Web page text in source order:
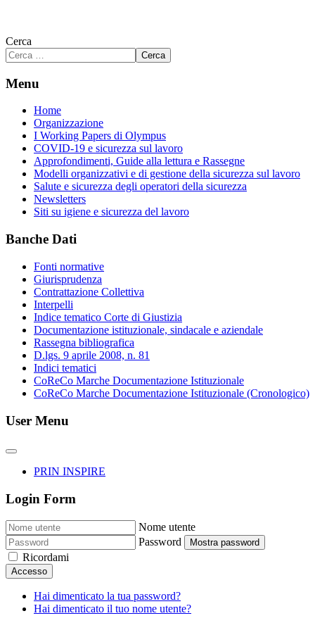
Cerca
Cerca
Menu
Home
Organizzazione
I Working Papers di Olympus
COVID-19 e sicurezza sul lavoro
Approfondimenti, Guide alla lettura e Rassegne
Modelli organizzativi e di gestione della sicurezza sul lavoro
Salute e sicurezza degli operatori della sicurezza
Newsletters
Siti su igiene e sicurezza del lavoro
Banche Dati
Fonti normative
Giurisprudenza
Contrattazione Collettiva
Interpelli
Indice tematico Corte di Giustizia
Documentazione istituzionale, sindacale e aziendale
Rassegna bibliografica
D.lgs. 9 aprile 2008, n. 81
Indici tematici
CoReCo Marche Documentazione Istituzionale
CoReCo Marche Documentazione Istituzionale (Cronologico)
User Menu
PRIN INSPIRE
Login Form
Nome utente
Password
Mostra password
Ricordami
Accesso
Hai dimenticato la tua password?
Hai dimenticato il tuo nome utente?